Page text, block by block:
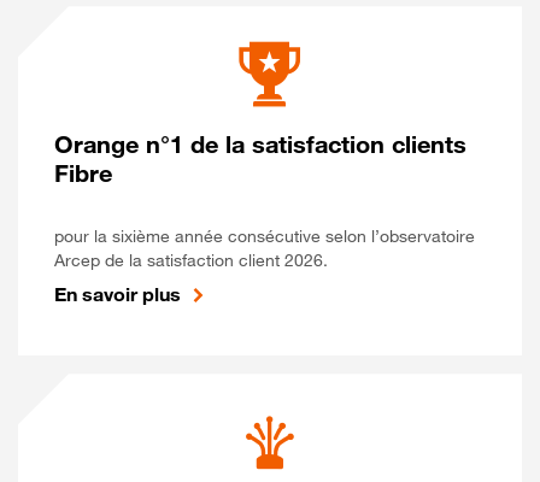
Orange n°1 de la satisfaction clients
Fibre
pour la sixième année consécutive selon l’observatoire
Arcep de la satisfaction client 2026.
En savoir plus